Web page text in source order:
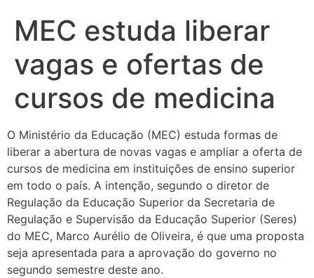
MEC estuda liberar
vagas e ofertas de
cursos de medicina
O Ministério da Educação (MEC) estuda formas de
liberar a abertura de novas vagas e ampliar a oferta de
cursos de medicina em instituições de ensino superior
em todo o país. A intenção, segundo o diretor de
Regulação da Educação Superior da Secretaria de
Regulação e Supervisão da Educação Superior (Seres)
do MEC, Marco Aurélio de Oliveira, é que uma proposta
seja apresentada para a aprovação do governo no
segundo semestre deste ano.